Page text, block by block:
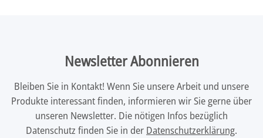
Newsletter Abonnieren
Bleiben Sie in Kontakt! Wenn Sie unsere Arbeit und unsere
Produkte interessant finden, informieren wir Sie gerne über
unseren Newsletter. Die nötigen Infos bezüglich
Datenschutz finden Sie in der Datenschutzerklärung.